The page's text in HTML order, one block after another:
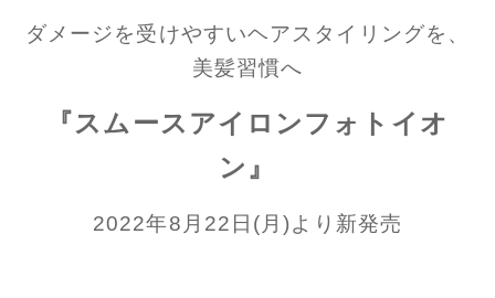
ダメージを受けやすいヘアスタイリングを、
美髪習慣へ
『スムースアイロンフォトイオ
ン』
2022年8月22日(月)より新発売